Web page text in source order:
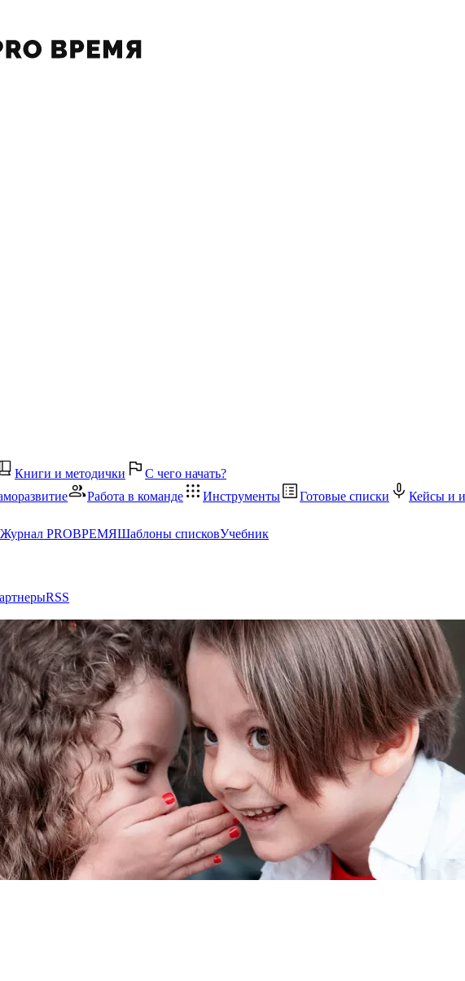
Книги и методички
С чего начать?
Работа в команде Инструменты Готовые списки Кейсы и
Журнал PROВРЕМЯШаблоны списковУчебник
RSS